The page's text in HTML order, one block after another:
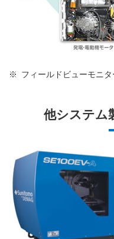
※ フィールドビューモニ
他システム